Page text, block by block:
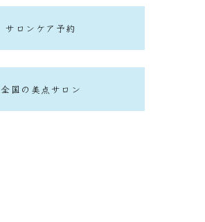
サロンケア予約
全国の美点サロン